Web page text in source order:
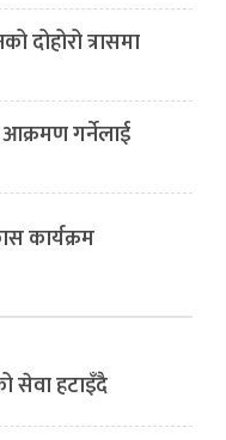
दोहोरो त्रासमा
गर्नेलाई
कार्यक्रम
सेवा हटाइँदै